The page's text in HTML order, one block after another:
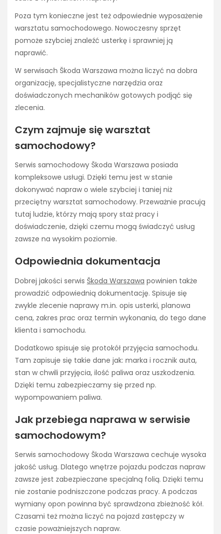
Poza tym konieczne jest też odpowiednie wyposażenie
warsztatu samochodowego. Nowoczesny sprzęt
pomoże szybciej znaleźć usterkę i sprawniej ją
naprawić.
W serwisach Škoda Warszawa można liczyć na dobra
organizację, specjalistyczne narzędzia oraz
doświadczonych mechaników gotowych podjąć się
zlecenia.
Czym zajmuje się warsztat
samochodowy?
Serwis samochodowy Škoda Warszawa posiada
kompleksowe usługi. Dzięki temu jest w stanie
dokonywać napraw o wiele szybciej i taniej niż
przeciętny warsztat samochodowy. Przeważnie pracują
tutaj ludzie, którzy mają spory staż pracy i
doświadczenie, dzięki czemu mogą świadczyć usług
zawsze na wysokim poziomie.
Odpowiednia dokumentacja
Dobrej jakości serwis Škoda Warszawa powinien także
prowadzić odpowiednią dokumentację. Spisuje się
zwykle zlecenie naprawy m.in. opis usterki, planowa
cena, zakres prac oraz termin wykonania, do tego dane
klienta i samochodu.
Dodatkowo spisuje się protokół przyjęcia samochodu.
Tam zapisuje się takie dane jak: marka i rocznik auta,
stan w chwili przyjęcia, ilość paliwa oraz uszkodzenia.
Dzięki temu zabezpieczamy się przed np.
wypompowaniem paliwa.
Jak przebiega naprawa w serwisie
samochodowym?
Serwis samochodowy Škoda Warszawa cechuje wysoka
jakość usług. Dlatego wnętrze pojazdu podczas napraw
zawsze jest zabezpieczane specjalną folią. Dzięki temu
nie zostanie podniszczone podczas pracy. A podczas
wymiany opon powinna być sprawdzona zbieżność kół.
Czasami też można liczyć na pojazd zastępczy w
czasie poważniejszych napraw.